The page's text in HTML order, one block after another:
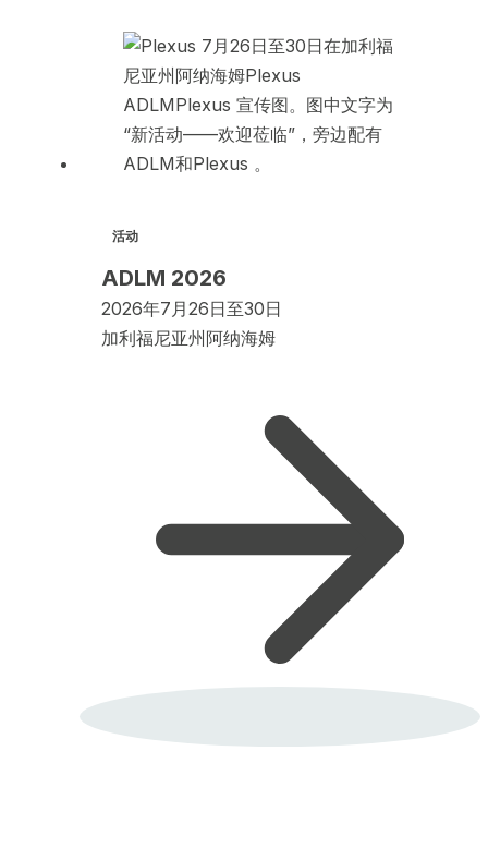
活动
ADLM 2026
2026年7月26日至30日
加利福尼亚州阿纳海姆